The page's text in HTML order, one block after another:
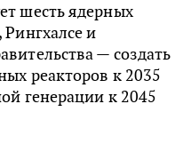
шесть ядерных
и
— создать
реакторов к 2035
генерации к 2045